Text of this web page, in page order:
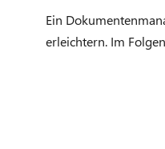
Ein
erleichtern. Im